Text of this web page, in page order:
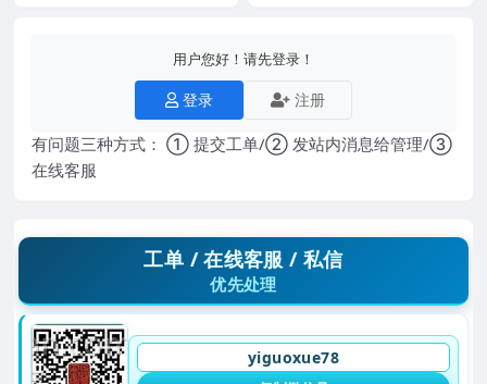
用户您好！请先登录！
登录 注册
有问题三种方式： ① 提交工单/② 发站内消息给管理/③
在线客服
工单 / 在线客服 / 私信
优先处理
yiguoxue78